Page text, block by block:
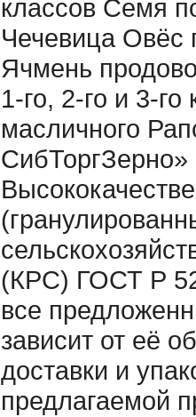
классов Семя
Чечевица Овёс
Ячмень
1-го, 2-го и 3-
масличного
СибТоргЗерно»
(КРС) ГОСТ Р
все
зависит от её
доставки и
предлагаемой